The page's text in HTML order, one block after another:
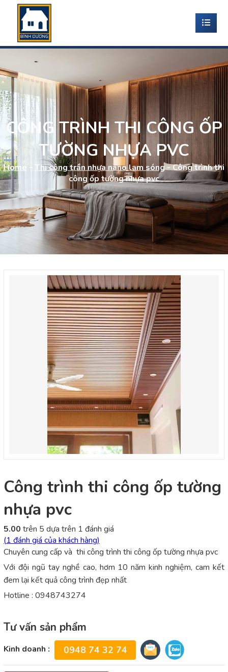
CÔNG TRÌNH THI CÔNG ỐP
TƯỜNG NHỰA PVC
Home - Thi công trần nhựa nano lam sóng-Công trình thi
công ốp tường nhựa pvc
Công trình thi công ốp tường
nhựa pvc
5.00 trên 5 dựa trên 1 đánh giá
(1 đánh giá của khách hàng)
Chuyên cung cấp và thi công trình thi công ốp tường nhựa pvc
Với đội ngũ tay nghề cao, hơm 10 năm kinh nghiệm, cam kết
đem lại kết quả công trình đẹp nhất
Hotline : 0948743274
Tư vấn sản phẩm
Kinh doanh : 0948 74 32 74